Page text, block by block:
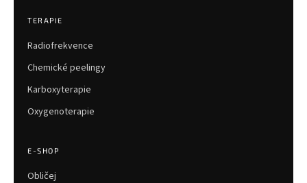
TERAPIE
Radiofrekvence
Chemické peelingy
Karboxyterapie
Oxygenoterapie
E-SHOP
Obličej